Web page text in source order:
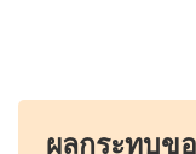
ผลกระทบข